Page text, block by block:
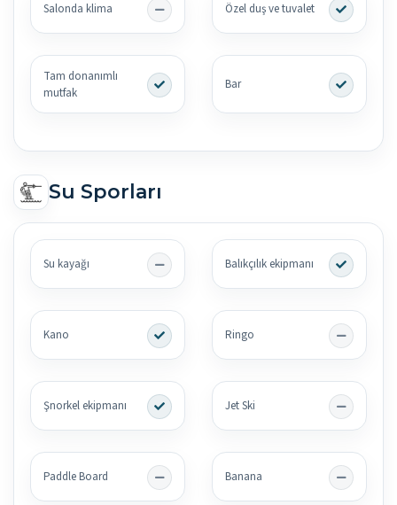
Salonda klima Özel duş ve tuvalet
Tam donanımlı
mutfak
Bar
Su Sporları
Su kayağı Balıkçılık ekipmanı
Kano Ringo
Şnorkel ekipmanı Jet Ski
Paddle Board Banana